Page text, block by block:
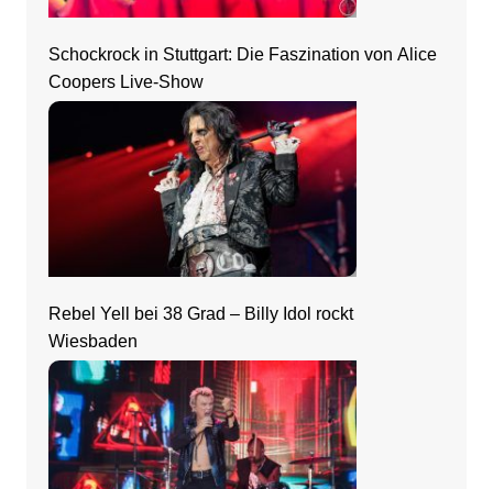
Schockrock in Stuttgart: Die Faszination von Alice
Coopers Live-Show
Rebel Yell bei 38 Grad – Billy Idol rockt
Wiesbaden